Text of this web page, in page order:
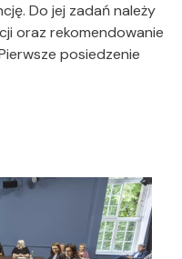
Do jej zadań należy
oraz rekomendowanie
posiedzenie